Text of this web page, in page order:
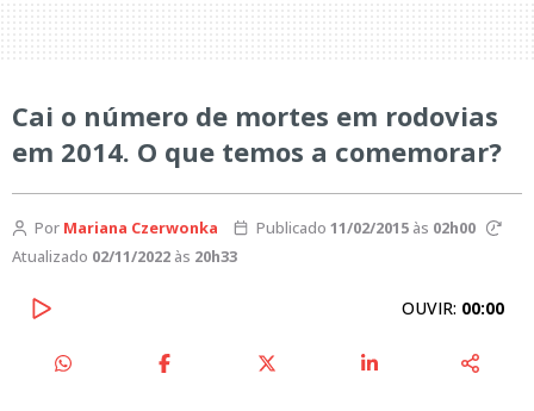
Cai o número de mortes em rodovias
em 2014. O que temos a comemorar?
Por Mariana Czerwonka Publicado 11/02/2015às 02h00
Atualizado 02/11/2022 às 20h33
OUVIR: 00:00